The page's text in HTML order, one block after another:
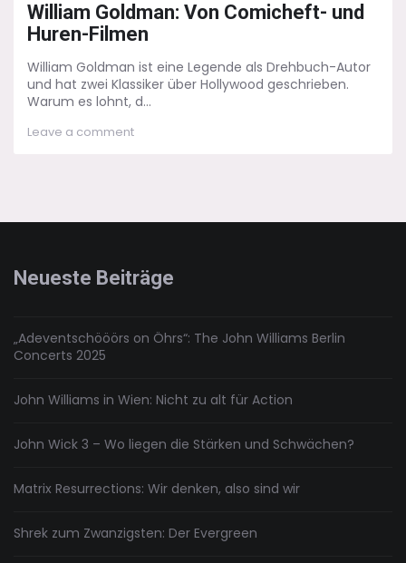
William Goldman: Von Comicheft- und
Huren-Filmen
William Goldman ist eine Legende als Drehbuch-Autor
und hat zwei Klassiker über Hollywood geschrieben.
Warum es lohnt, d...
Leave a commenton
Neueste Beiträge
„Adeventschööörs on Öhrs“: The John Williams Berlin
Concerts 2025
John Williams in Wien: Nicht zu alt für Action
John Wick 3 – Wo liegen die Stärken und Schwächen?
Matrix Resurrections: Wir denken, also sind wir
Shrek zum Zwanzigsten: Der Evergreen